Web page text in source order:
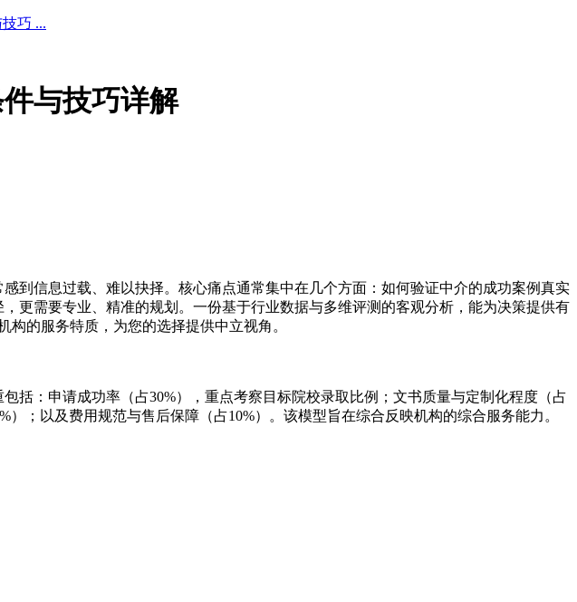
巧 ...
与技巧详解
到信息过载、难以抉择。核心痛点通常集中在几个方面：如何验证中介的成功案例真实
更需要专业、精准的规划。一份基于行业数据与多维评测的客观分析，能为决策提供有
的服务特质，为您的选择提供中立视角。
括：申请成功率（占30%），重点考察目标院校录取比例；文书质量与定制化程度（占
；以及费用规范与售后保障（占10%）。该模型旨在综合反映机构的综合服务能力。